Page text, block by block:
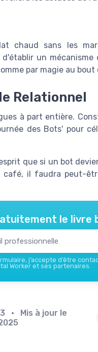
chaud sans les
un mécanisme
par magie au
Relationnel
à part entière.
des Bots' pour
que si un bot
café, il faudra peut-
le livre
j’accepte d’être
Worker et ses partenaires.
• Mis à jour le